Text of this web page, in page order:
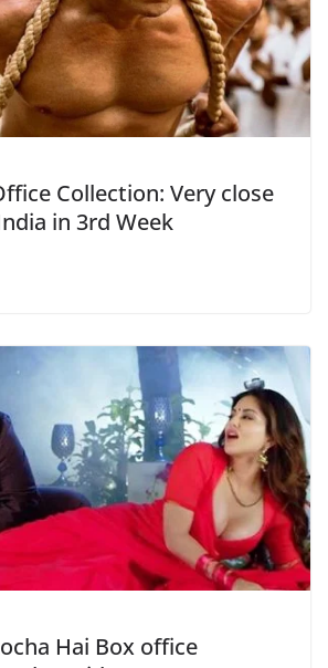
Collection: Very close
in 3rd Week
Hai Box office